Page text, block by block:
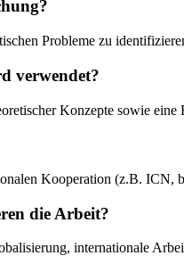
Probleme zu
verwendet?
Konzepte sowie
Kooperation (z.B.
die Arbeit?
internationale